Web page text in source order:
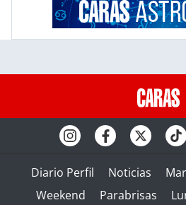
Diario Perfil Noticias
Weekend
Parabrisas